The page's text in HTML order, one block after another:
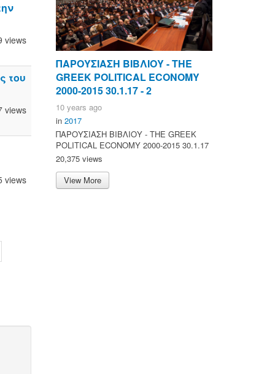
views
του
views
views
ΠΑΡΟΥΣΙΑΣΗ ΒΙΒΛΙΟΥ - ΤΗΕ
GREEK POLITICAL ECONOMY
2000-2015 30.1.17 - 2
10 years ago
in 2017
ΠΑΡΟΥΣΙΑΣΗ ΒΙΒΛΙΟΥ - ΤΗΕ GREEK
POLITICAL ECONOMY 2000-2015 30.1.17
20,375 views
View More